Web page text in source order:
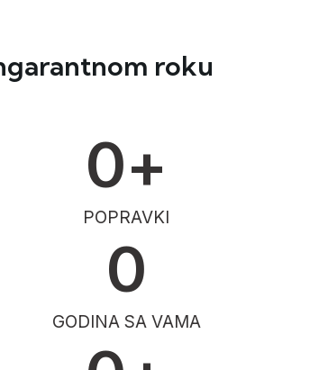
roku
POPRAVKI
0+
GODINA SA VAMA
0